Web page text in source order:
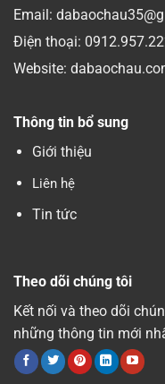
Email:
Điện thoại:
Website:
Thông tin bổ sung
Giới thiệu
Liên hệ
Tin tức
Theo dõi chúng tôi
Kết nối và theo dõi
những thông tin mới